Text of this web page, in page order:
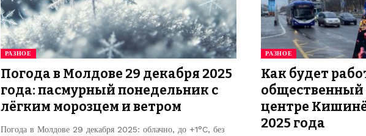
РАЗНОЕ
Погода в Молдове 29 декабря 2025
года: пасмурный понедельник с
лёгким морозцем и ветром
Погода в Молдове 29 декабря 2025: облачно, до +1°C, без
РАЗНОЕ
Как будет
общественный
центре
2025 года